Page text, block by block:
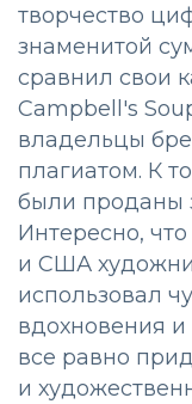
творчество
знаменитой
сравнил свои
Campbell's
владельцы
плагиатом. К
были проданы
Интересно,
и США
использовал
вдохновения
все равно
и